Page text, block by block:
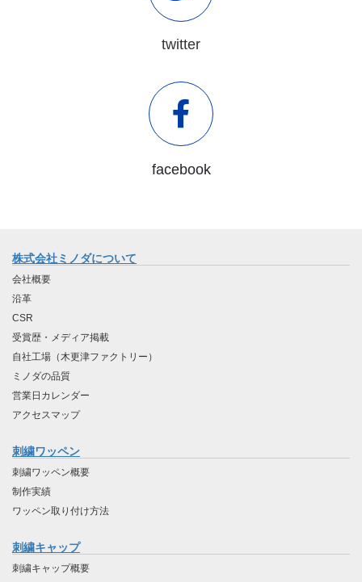
twitter
facebook
株式会社ミノダについて
会社概要
沿革
CSR
受賞歴・メディア掲載
自社工場（木更津ファクトリー）
ミノダの品質
営業日カレンダー
アクセスマップ
刺繍ワッペン
刺繍ワッペン概要
制作実績
ワッペン取り付け方法
刺繍キャップ
刺繍キャップ概要